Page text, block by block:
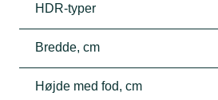
HDR-typer
Bredde, cm
Højde med fod, cm